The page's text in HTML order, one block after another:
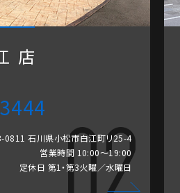
店
0811 石川県小松市白江町リ25-4
営業時間 10:00～19:00
定休日 第1・第3火曜／水曜日